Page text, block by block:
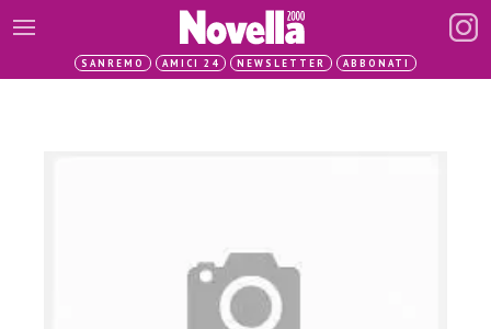
SANREMO AMICI 24 NEWSLETTER ABBONATI